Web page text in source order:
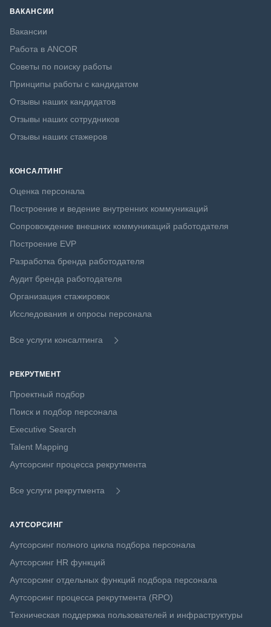
ВАКАНСИИ
Вакансии
Работа в ANCOR
Советы по поиску работы
Принципы работы с кандидатом
Отзывы наших кандидатов
Отзывы наших сотрудников
Отзывы наших стажеров
КОНСАЛТИНГ
Оценка персонала
Построение и ведение внутренних коммуникаций
Сопровождение внешних коммуникаций работодателя
Построение EVP
Разработка бренда работодателя
Аудит бренда работодателя
Организация стажировок
Исследования и опросы персонала
Все услуги консалтинга
РЕКРУТМЕНТ
Проектный подбор
Поиск и подбор персонала
Executive Search
Talent Mapping
Аутсорсинг процесса рекрутмента
Все услуги рекрутмента
АУТСОРСИНГ
Аутсорсинг полного цикла подбора персонала
Аутсорсинг HR функций
Аутсорсинг отдельных функций подбора персонала
Аутсорсинг процесса рекрутмента (RPO)
Техническая поддержка пользователей и инфраструктуры